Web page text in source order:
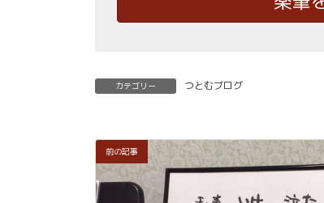
カテゴリー つとむブログ
前の記事